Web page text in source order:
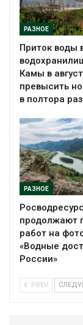
РАЗНОЕ
Приток воды
Камы в
превысить
в полтора
РАЗНОЕ
продолжают
работ на
«Водные
России»
PREV